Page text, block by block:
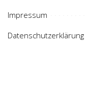
Impressum
Datenschutzerklärung